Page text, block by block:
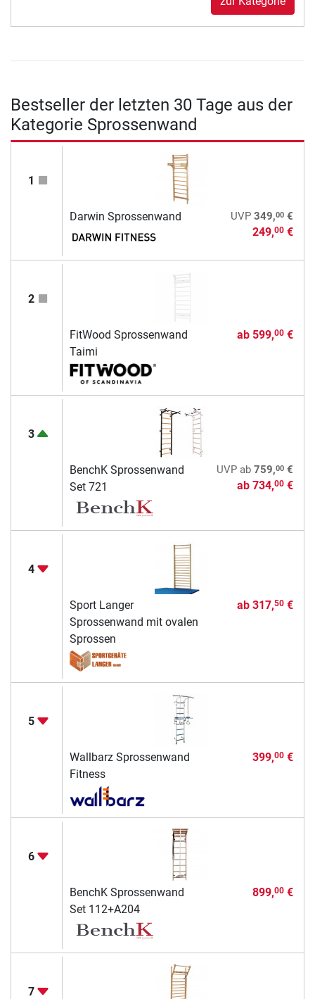
Bestseller der letzten 30 Tage aus der
Kategorie Sprossenwand
1
Darwin Sprossenwand UVP 349,00€
249,00€
2
FitWood Sprossenwand
Taimi
ab 599,00€
3
BenchK Sprossenwand
Set 721
UVPab 759,00€
ab 734,00€
4
Sport Langer
Sprossenwand mit ovalen
Sprossen
ab 317,50€
5
Wallbarz Sprossenwand
Fitness
399,00€
6
BenchK Sprossenwand
Set 112+A204
899,00€
7